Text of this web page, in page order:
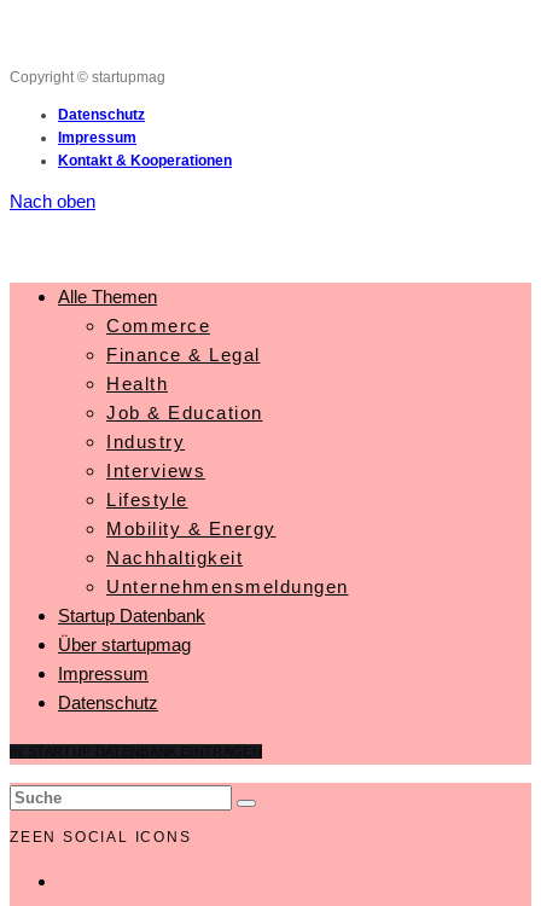
Copyright © startupmag
Datenschutz
Impressum
Kontakt & Kooperationen
Nach oben
Alle Themen
Commerce
Finance & Legal
Health
Job & Education
Industry
Interviews
Lifestyle
Mobility & Energy
Nachhaltigkeit
Unternehmensmeldungen
Startup Datenbank
Über startupmag
Impressum
Datenschutz
ZEEN SOCIAL ICONS